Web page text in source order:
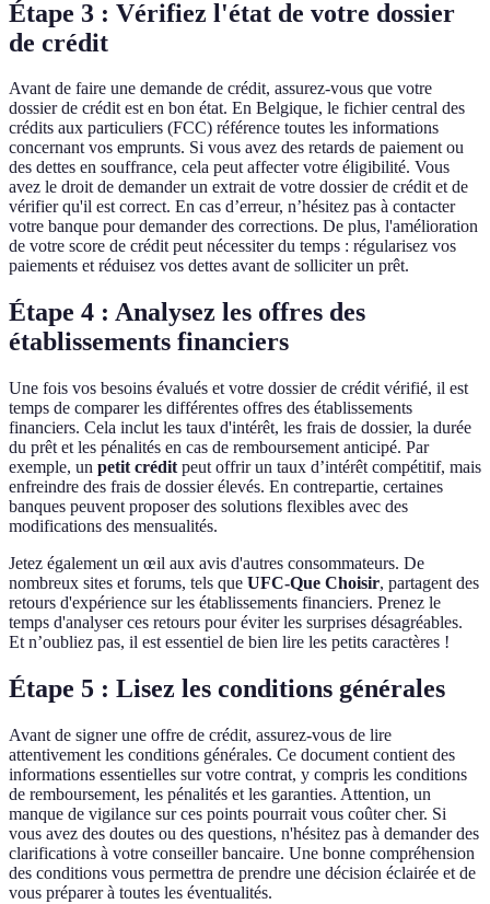
Étape 3 : Vérifiez l'état de votre dossier
de crédit
Avant de faire une demande de crédit, assurez-vous que votre
dossier de crédit est en bon état. En Belgique, le fichier central des
crédits aux particuliers (FCC) référence toutes les informations
concernant vos emprunts. Si vous avez des retards de paiement ou
des dettes en souffrance, cela peut affecter votre éligibilité. Vous
avez le droit de demander un extrait de votre dossier de crédit et de
vérifier qu'il est correct. En cas d’erreur, n’hésitez pas à contacter
votre banque pour demander des corrections. De plus, l'amélioration
de votre score de crédit peut nécessiter du temps : régularisez vos
paiements et réduisez vos dettes avant de solliciter un prêt.
Étape 4 : Analysez les offres des
établissements financiers
Une fois vos besoins évalués et votre dossier de crédit vérifié, il est
temps de comparer les différentes offres des établissements
financiers. Cela inclut les taux d'intérêt, les frais de dossier, la durée
du prêt et les pénalités en cas de remboursement anticipé. Par
exemple, un petit crédit peut offrir un taux d’intérêt compétitif, mais
enfreindre des frais de dossier élevés. En contrepartie, certaines
banques peuvent proposer des solutions flexibles avec des
modifications des mensualités.
Jetez également un œil aux avis d'autres consommateurs. De
nombreux sites et forums, tels que UFC-Que Choisir, partagent des
retours d'expérience sur les établissements financiers. Prenez le
temps d'analyser ces retours pour éviter les surprises désagréables.
Et n’oubliez pas, il est essentiel de bien lire les petits caractères !
Étape 5 : Lisez les conditions générales
Avant de signer une offre de crédit, assurez-vous de lire
attentivement les conditions générales. Ce document contient des
informations essentielles sur votre contrat, y compris les conditions
de remboursement, les pénalités et les garanties. Attention, un
manque de vigilance sur ces points pourrait vous coûter cher. Si
vous avez des doutes ou des questions, n'hésitez pas à demander des
clarifications à votre conseiller bancaire. Une bonne compréhension
des conditions vous permettra de prendre une décision éclairée et de
vous préparer à toutes les éventualités.